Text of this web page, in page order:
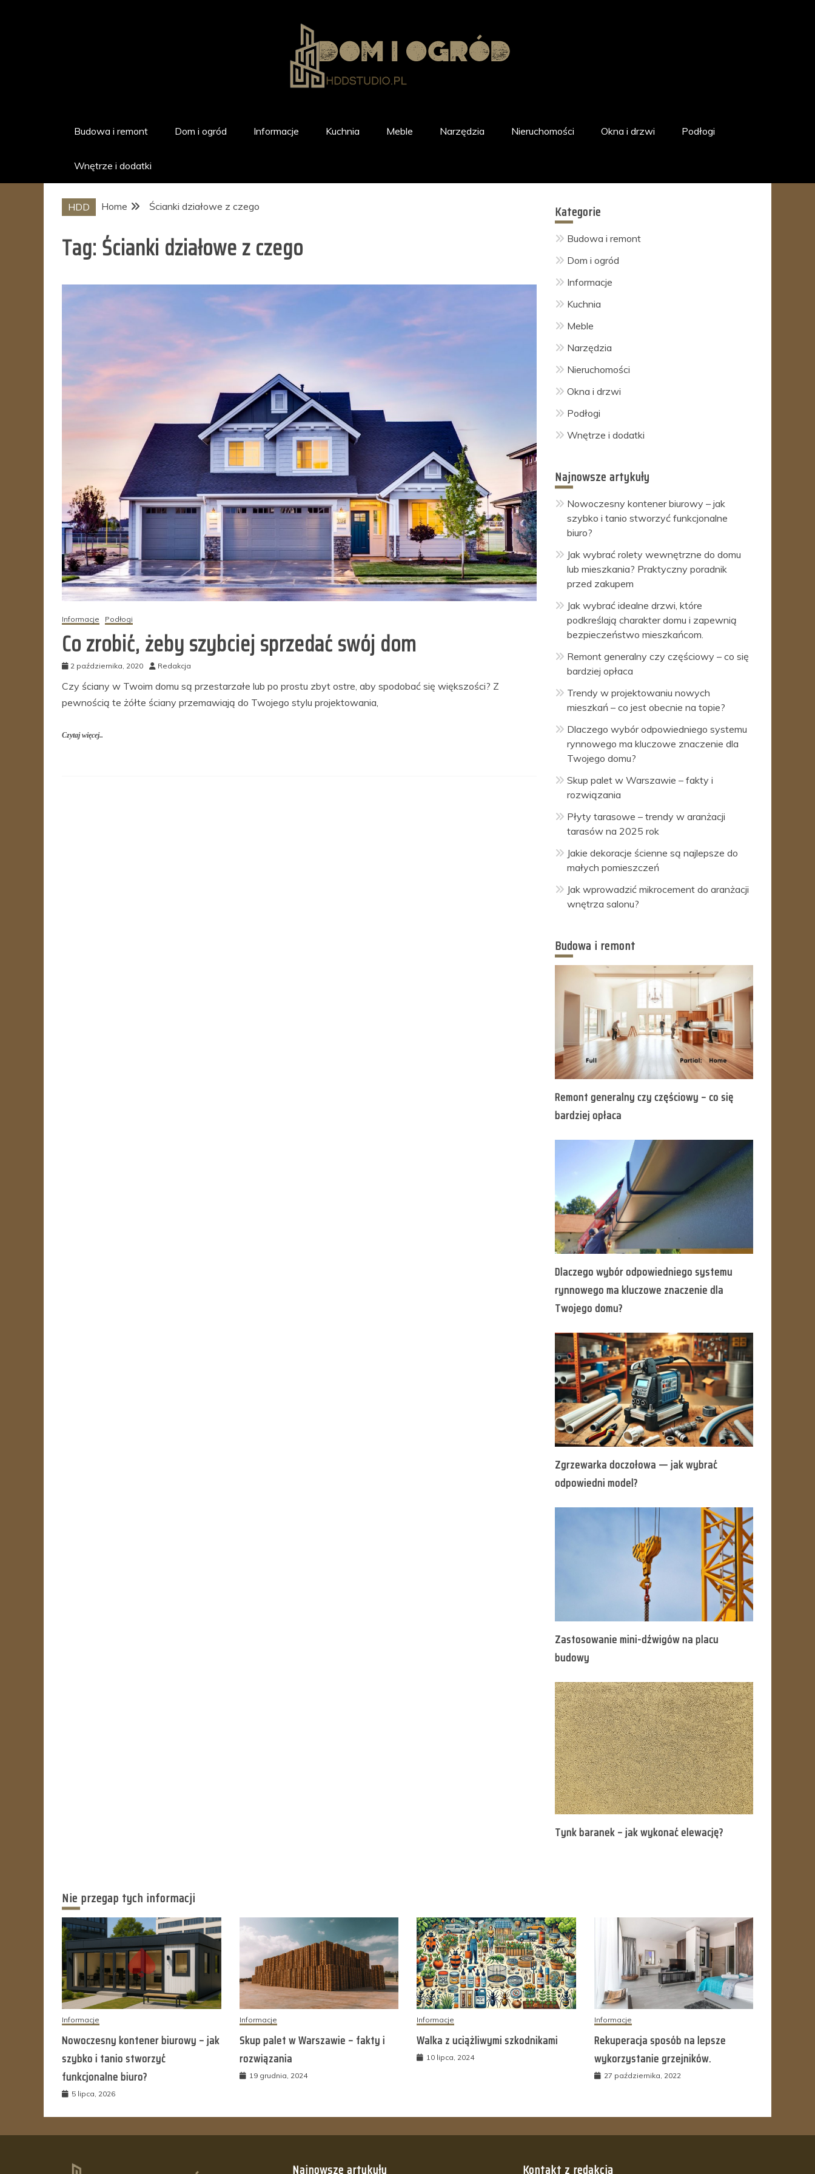
Budowa i remont Dom i ogród Informacje Kuchnia Meble Narzędzia Nieruchomości Okna i drzwi Podłogi
Wnętrze i dodatki
HDD Home Ścianki działowe z czego
Tag:Ścianki działowe z czego
Informacje Podłogi
Co zrobić, żeby szybciej sprzedać swój dom
2 października, 2020 Redakcja
Czy ściany w Twoim domu są przestarzałe lub po prostu zbyt ostre, aby spodobać się większości? Z
pewnością te żółte ściany przemawiają do Twojego stylu projektowania,
Czytaj więcej..
Kategorie
Budowa i remont
Dom i ogród
Informacje
Kuchnia
Meble
Narzędzia
Nieruchomości
Okna i drzwi
Podłogi
Wnętrze i dodatki
Najnowsze artykuły
Nowoczesny kontener biurowy – jak
szybko i tanio stworzyć funkcjonalne
biuro?
Jak wybrać rolety wewnętrzne do domu
lub mieszkania? Praktyczny poradnik
przed zakupem
Jak wybrać idealne drzwi, które
podkreślają charakter domu i zapewnią
bezpieczeństwo mieszkańcom.
Remont generalny czy częściowy – co się
bardziej opłaca
Trendy w projektowaniu nowych
mieszkań – co jest obecnie na topie?
Dlaczego wybór odpowiedniego systemu
rynnowego ma kluczowe znaczenie dla
Twojego domu?
Skup palet w Warszawie – fakty i
rozwiązania
Płyty tarasowe – trendy w aranżacji
tarasów na 2025 rok
Jakie dekoracje ścienne są najlepsze do
małych pomieszczeń
Jak wprowadzić mikrocement do aranżacji
wnętrza salonu?
Budowa i remont
Remont generalny czy częściowy – co się
bardziej opłaca
Dlaczego wybór odpowiedniego systemu
rynnowego ma kluczowe znaczenie dla
Twojego domu?
Zgrzewarka doczołowa — jak wybrać
odpowiedni model?
Zastosowanie mini-dźwigów na placu
budowy
Tynk baranek – jak wykonać elewację?
Nie przegap tych informacji
Informacje
Nowoczesny kontener biurowy – jak
szybko i tanio stworzyć
funkcjonalne biuro?
5 lipca, 2026
Informacje
Skup palet w Warszawie – fakty i
rozwiązania
19 grudnia, 2024
Informacje
Walka z uciążliwymi szkodnikami
10 lipca, 2024
Informacje
Rekuperacja sposób na lepsze
wykorzystanie grzejników.
27 października, 2022
Najnowsze artykuły Kontakt z redakcją